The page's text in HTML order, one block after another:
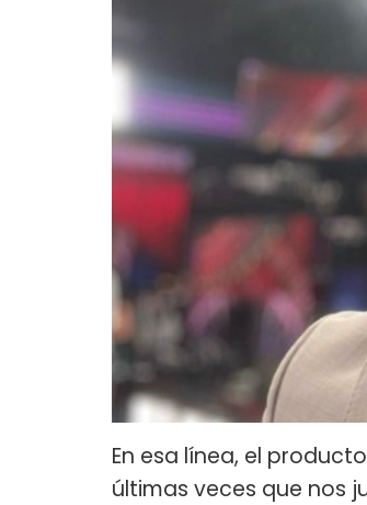
En esa línea, el
últimas veces que nos